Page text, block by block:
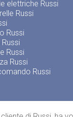
elettriche Russi
Russi
Russi
Russi
Russi
Russi